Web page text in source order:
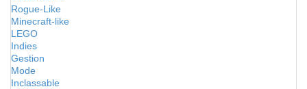
Rogue-Like
Minecraft-like
LEGO
Indies
Gestion
Mode
Inclassable